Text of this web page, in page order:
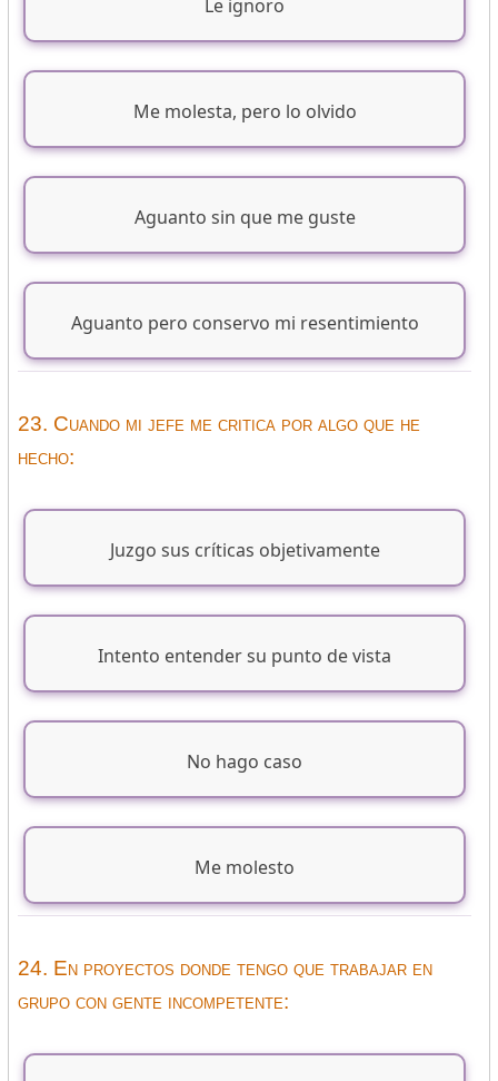
Le ignoro
Me molesta, pero lo olvido
Aguanto sin que me guste
Aguanto pero conservo mi resentimiento
23. Cuando mi jefe me critica por algo que he
hecho:
Juzgo sus críticas objetivamente
Intento entender su punto de vista
No hago caso
Me molesto
24. En proyectos donde tengo que trabajar en
grupo con gente incompetente: